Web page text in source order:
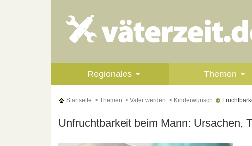
Regionales Themen
Startseite > Themen > Vater werden > Kinderwunsch
Unfruchtbarkeit beim Mann: Ursachen,